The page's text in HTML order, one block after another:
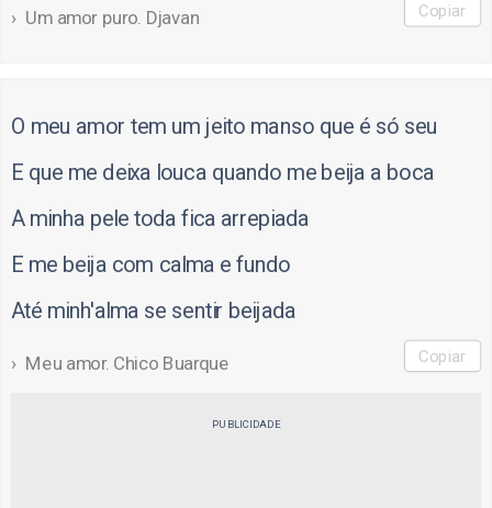
Um amor puro. Djavan Copiar
O meu amor tem um jeito manso que é só seu
E que me deixa louca quando me beija a boca
A minha pele toda fica arrepiada
E me beija com calma e fundo
Até minh'alma se sentir beijada
Meu amor. Chico Buarque Copiar
PUBLICIDADE